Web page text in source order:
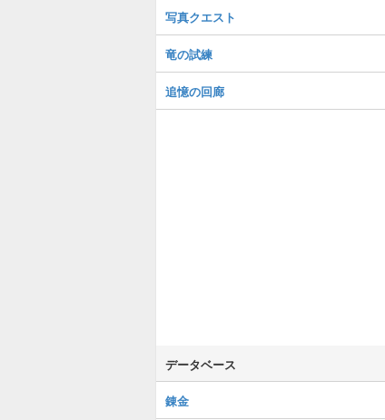
写真クエスト
竜の試練
追憶の回廊
データベース
錬金